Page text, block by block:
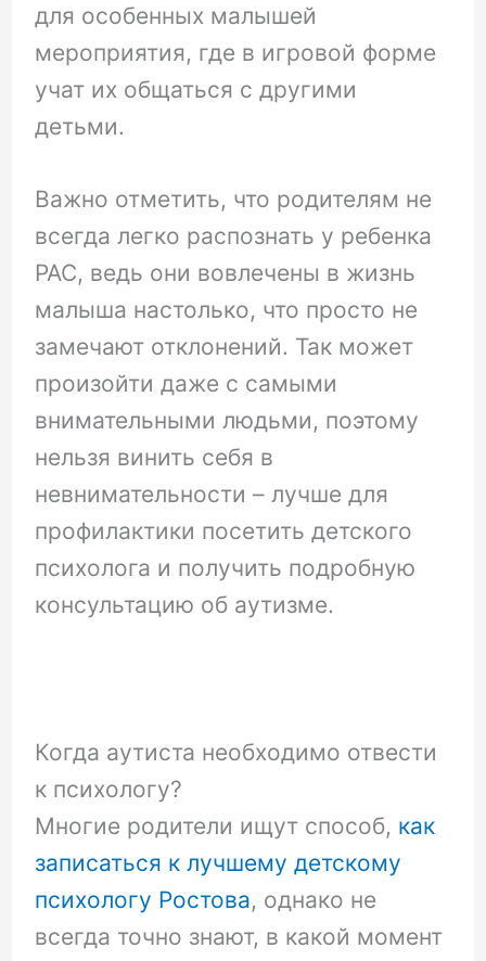
для особенных малышей
мероприятия, где в игровой форме
учат их общаться с другими
детьми.
Важно отметить, что родителям не
всегда легко распознать у ребенка
РАС, ведь они вовлечены в жизнь
малыша настолько, что просто не
замечают отклонений. Так может
произойти даже с самыми
внимательными людьми, поэтому
нельзя винить себя в
невнимательности – лучше для
профилактики посетить детского
психолога и получить подробную
консультацию об аутизме.
Когда аутиста необходимо отвести
к психологу?
Многие родители ищут способ, как
записаться к лучшему детскому
психологу Ростова, однако не
всегда точно знают, в какой момент